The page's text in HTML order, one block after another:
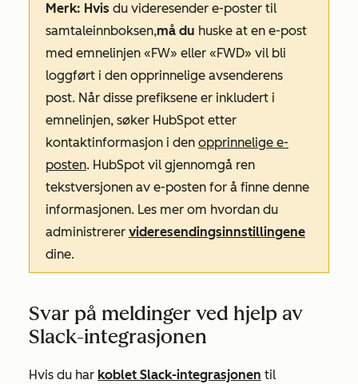
Merk: Hvis du videresender e-poster til
samtaleinnboksen,må du huske at en e-post
med emnelinjen «FW» eller «FWD» vil bli
loggført i den opprinnelige avsenderens
post. Når disse prefiksene er inkludert i
emnelinjen, søker HubSpot etter
kontaktinformasjon i den opprinnelige e-
posten. HubSpot vil gjennomgå ren
tekstversjonen av e-posten for å finne denne
informasjonen. Les mer om hvordan du
administrerer videresendingsinnstillingene
dine.
Svar på meldinger ved hjelp av
Slack-integrasjonen
Hvis du har koblet Slack-integrasjonen til